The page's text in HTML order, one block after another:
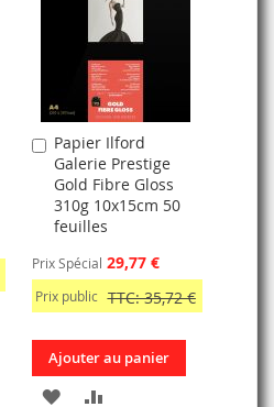
D’ENVIE
Papier Ilford
Galerie Prestige
Gold Fibre Gloss
310g 10x15cm 50
feuilles
Prix Spécial 29,77 €
Prix public TTC: 35,72 €
Ajouter
au
panier
Ajouter au panier
AJOUTER